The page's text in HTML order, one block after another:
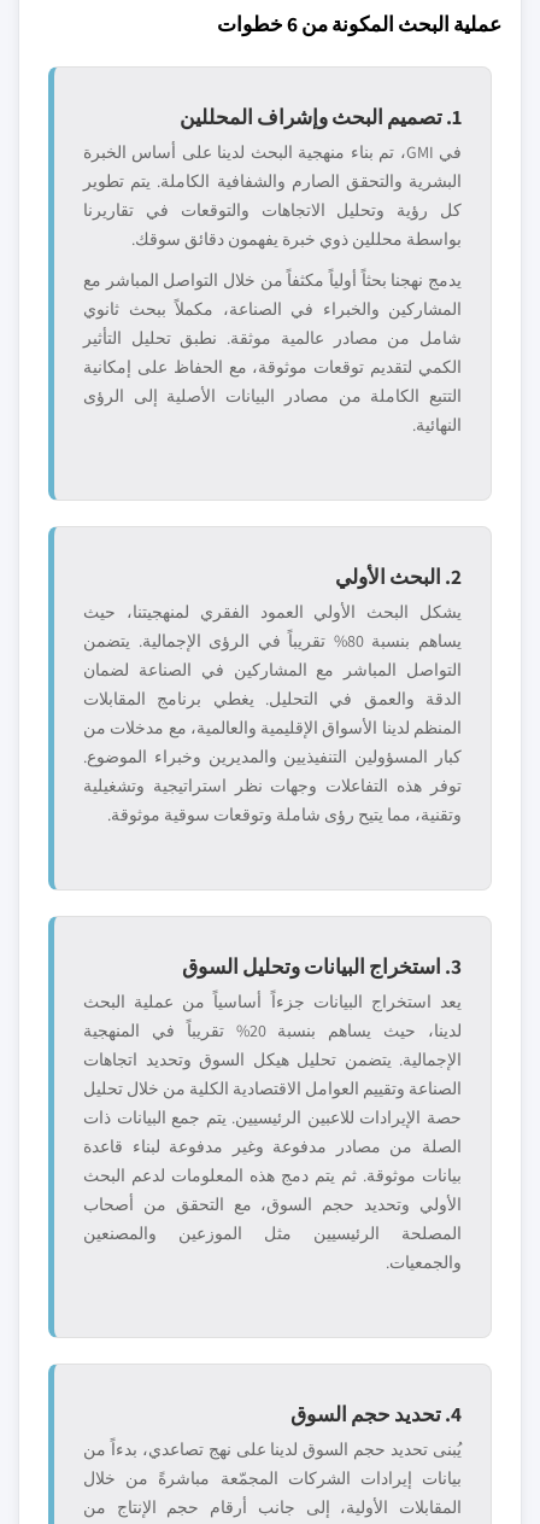
عملية البحث المكونة من 6 خطوات
1. تصميم البحث وإشراف المحللين
في GMI، تم بناء منهجية البحث لدينا على أساس الخبرة
البشرية والتحقق الصارم والشفافية الكاملة. يتم تطوير
كل رؤية وتحليل الاتجاهات والتوقعات في تقاريرنا
بواسطة محللين ذوي خبرة يفهمون دقائق سوقك.
يدمج نهجنا بحثاً أولياً مكثفاً من خلال التواصل المباشر مع
المشاركين والخبراء في الصناعة، مكملاً ببحث ثانوي
شامل من مصادر عالمية موثقة. نطبق تحليل التأثير
الكمي لتقديم توقعات موثوقة، مع الحفاظ على إمكانية
التتبع الكاملة من مصادر البيانات الأصلية إلى الرؤى
النهائية.
2. البحث الأولي
يشكل البحث الأولي العمود الفقري لمنهجيتنا، حيث
يساهم بنسبة 80% تقريباً في الرؤى الإجمالية. يتضمن
التواصل المباشر مع المشاركين في الصناعة لضمان
الدقة والعمق في التحليل. يغطي برنامج المقابلات
المنظم لدينا الأسواق الإقليمية والعالمية، مع مدخلات من
كبار المسؤولين التنفيذيين والمديرين وخبراء الموضوع.
توفر هذه التفاعلات وجهات نظر استراتيجية وتشغيلية
وتقنية، مما يتيح رؤى شاملة وتوقعات سوقية موثوقة.
3. استخراج البيانات وتحليل السوق
يعد استخراج البيانات جزءاً أساسياً من عملية البحث
لدينا، حيث يساهم بنسبة 20% تقريباً في المنهجية
الإجمالية. يتضمن تحليل هيكل السوق وتحديد اتجاهات
الصناعة وتقييم العوامل الاقتصادية الكلية من خلال تحليل
حصة الإيرادات للاعبين الرئيسيين. يتم جمع البيانات ذات
الصلة من مصادر مدفوعة وغير مدفوعة لبناء قاعدة
بيانات موثوقة. ثم يتم دمج هذه المعلومات لدعم البحث
الأولي وتحديد حجم السوق، مع التحقق من أصحاب
المصلحة الرئيسيين مثل الموزعين والمصنعين
والجمعيات.
4. تحديد حجم السوق
يُبنى تحديد حجم السوق لدينا على نهج تصاعدي، بدءاً من
بيانات إيرادات الشركات المجمّعة مباشرةً من خلال
المقابلات الأولية، إلى جانب أرقام حجم الإنتاج من